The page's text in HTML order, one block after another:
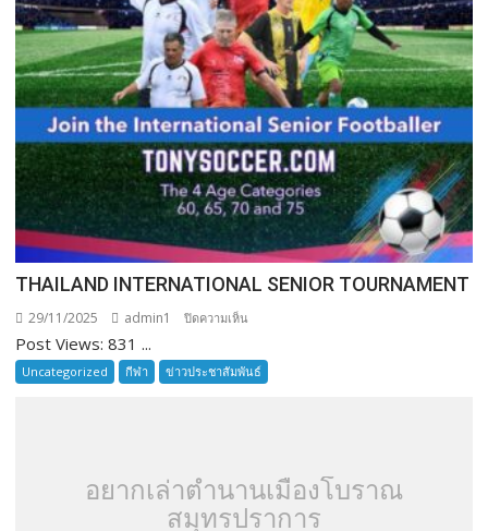
THAILAND INTERNATIONAL SENIOR TOURNAMENT
29/11/2025 admin1 ปิดความเห็น
INTERNATIONAL
SENIOR
Post Views: 831 ...
Uncategorized กีฬา ข่าวประชาสัมพันธ์
อยากเล่าตำนานเมืองโบราณ
สมุทรปราการ